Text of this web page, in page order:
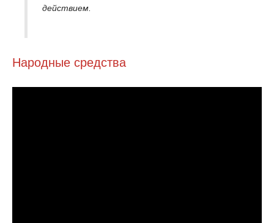
действием.
Народные средства